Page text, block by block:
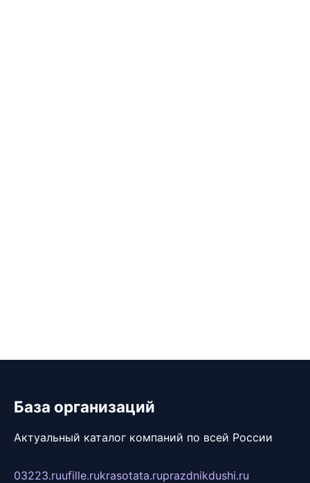
База организаций
Актуальный каталог компаний по всей России
03223.ruufille.rukrasotata.ruprazdnikdushi.ru